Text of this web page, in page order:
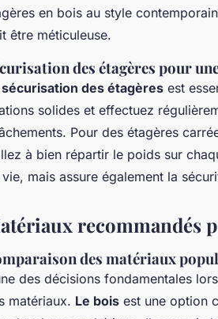
en bois au style
être méticuleuse.
des étagères pour
sécurisation des étagères est
solides et effectuez
Pour des étagères
à bien répartir le poids sur
mais assure également la
recommandés
des matériaux
des décisions fondamentales
matériaux. Le bois est une option